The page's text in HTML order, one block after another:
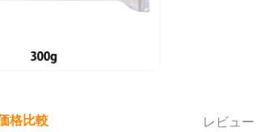
格比較 レビュー